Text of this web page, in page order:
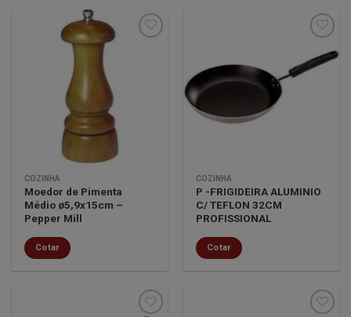
desejos
COZINHA
Moedor de Pimenta
Médio ø5,9x15cm –
Pepper Mill
Cotar
Minha
COZINHA
P -FRIGIDEIRA ALUMINIO
C/ TEFLON 32CM
PROFISSIONAL
Cotar